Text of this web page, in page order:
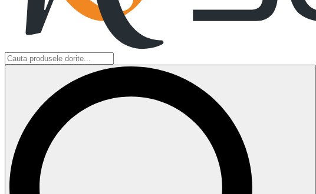
Search
...